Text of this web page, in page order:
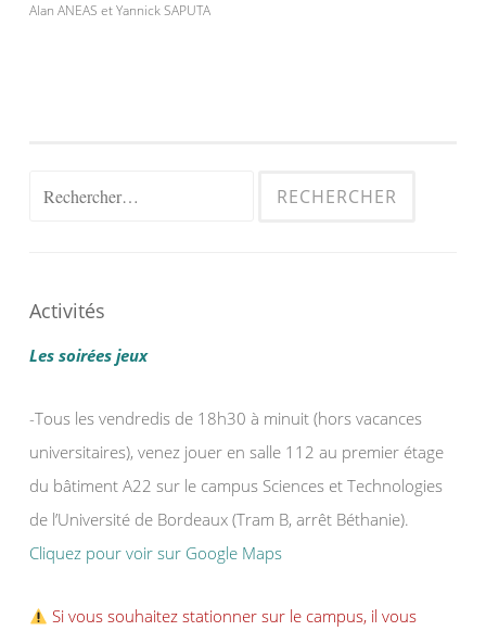
Alan ANEAS et Yannick SAPUTA
Rechercher :
Activités
Les soirées jeux
-Tous les vendredis de 18h30 à minuit (hors vacances
universitaires), venez jouer en salle 112 au premier étage
du bâtiment A22 sur le campus Sciences et Technologies
de l’Université de Bordeaux (Tram B, arrêt Béthanie).
Cliquez pour voir sur Google Maps
Si vous souhaitez stationner sur le campus, il vous